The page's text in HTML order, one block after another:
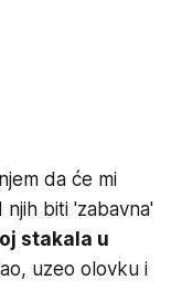
da će mi
biti 'zabavna'
stakala u
uzeo olovku i